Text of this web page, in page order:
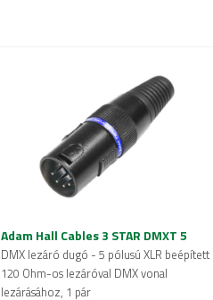
Adam Hall Cables 3 STAR DMXT 5
DMX lezáró dugó - 5 pólusú XLR beépített
120 Ohm-os lezáróval DMX vonal
lezárásához, 1 pár